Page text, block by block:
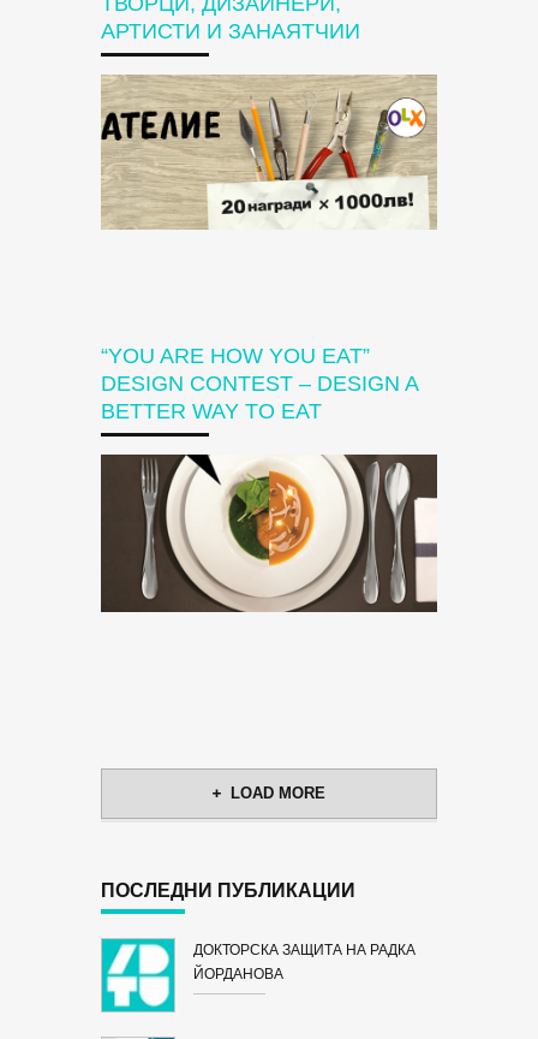
АРТИСТИ И ЗАНАЯТЧИИ
“YOU ARE HOW YOU EAT”
DESIGN CONTEST – DESIGN A
BETTER WAY TO EAT
LOAD MORE
ПОСЛЕДНИ ПУБЛИКАЦИИ
ДОКТОРСКА ЗАЩИТА НА РАДКА
ЙОРДАНОВА